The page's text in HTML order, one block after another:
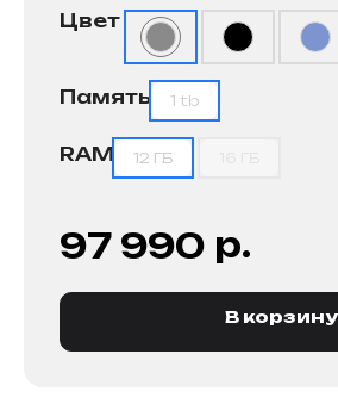
97 990 р.
Цвет
Память 1 tb
RAM 12 ГБ
В корзину